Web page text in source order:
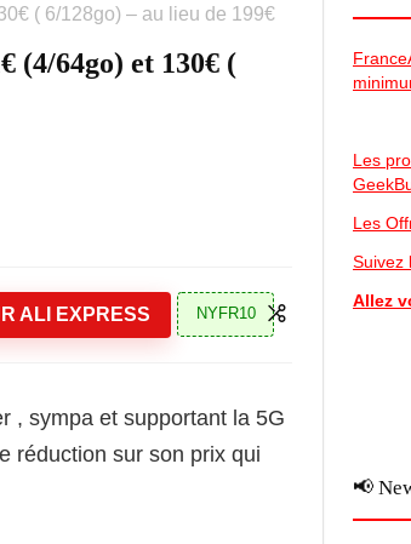
( 6/128go) – au lieu de 199€
(4/64go) et 130€ (
ALI EXPRESS NYFR10
, sympa et supportant la 5G
réduction sur son prix qui
Les
Les
Suivez
Allez
📢